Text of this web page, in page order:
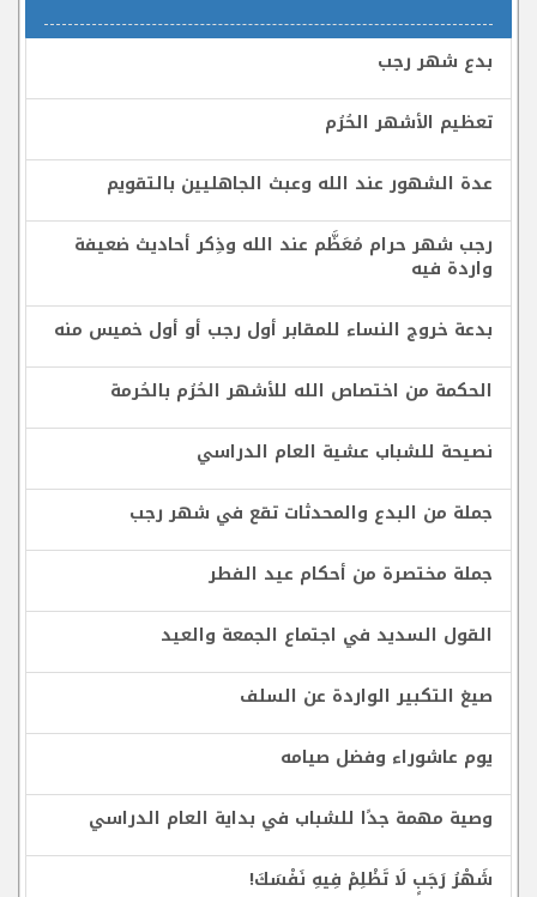
بدع شهر رجب
تعظيم الأشهر الحُرُم
عدة الشهور عند الله وعبث الجاهليين بالتقويم
رجب شهر حرام مُعَظَّم عند الله وذِكر أحاديث ضعيفة
واردة فيه
بدعة خروج النساء للمقابر أول رجب أو أول خميس منه
الحكمة من اختصاص الله للأشهر الحُرُم بالحُرمة
نصيحة للشباب عشية العام الدراسي
جملة من البدع والمحدثات تقع في شهر رجب
جملة مختصرة من أحكام عيد الفطر
القول السديد في اجتماع الجمعة والعيد
صيغ التكبير الواردة عن السلف
يوم عاشوراء وفضل صيامه
وصية مهمة جدًا للشباب في بداية العام الدراسي
شَهْرُ رَجَبٍ لَا تَظْلِمْ فِيهِ نَفْسَكَ!